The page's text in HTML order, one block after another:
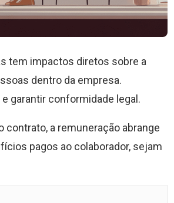
tem impactos diretos sobre a
dentro da empresa.
garantir conformidade legal.
contrato, a remuneração abrange
pagos ao colaborador, sejam